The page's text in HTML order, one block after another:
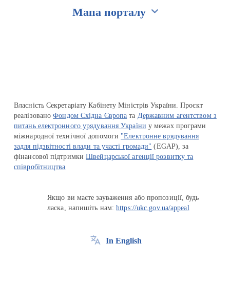
Мапа порталу
Власність Секретаріату Кабінету Міністрів України. Проєкт
реалізованоФондом Східна Європа та Державним агентством з
питань електронного урядування України у межах програми
міжнародної технічної допомоги "Електронне врядування
задля підзвітності влади та участі громади" (EGAP), за
фінансової підтримкиШвейцарської агенції розвитку та
співробітництва
Якщо ви маєте зауваження або пропозиції, будь
ласка, напишіть нам:https://ukc.gov.ua/appeal
In English